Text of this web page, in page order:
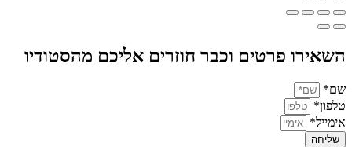
השאירו פרטים וכבר חוזרים אליכם מהסטודיו
שם*
טלפון*
אימייל*
שליחה